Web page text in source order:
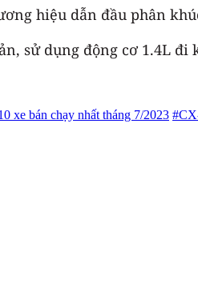
hiệu dẫn đầu phân
sử dụng động cơ 1.4L đi
xe bán chạy nhất tháng 7/2023